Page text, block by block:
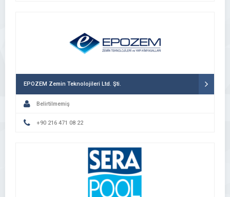
EPOZEM Zemin Teknolojileri Ltd. Şti.
Belirtilmemiş
+90 216 471 08 22